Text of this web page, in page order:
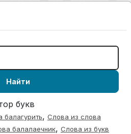
Найти
букв
балагурить, Слова из слова
балалаечник, Слова из букв